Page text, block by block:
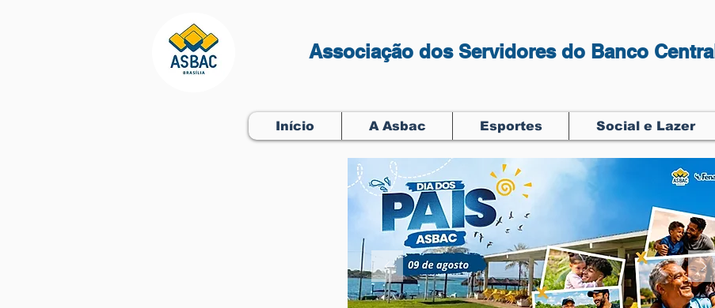
Associação dos Servidores do Banco Central
Início A Asbac Esportes Social e Lazer